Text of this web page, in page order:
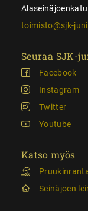
toimisto@sjk-
Seuraa SJK-
Facebook
Instagram
Twitter
Youtube
Katso myös
Seinäjoen